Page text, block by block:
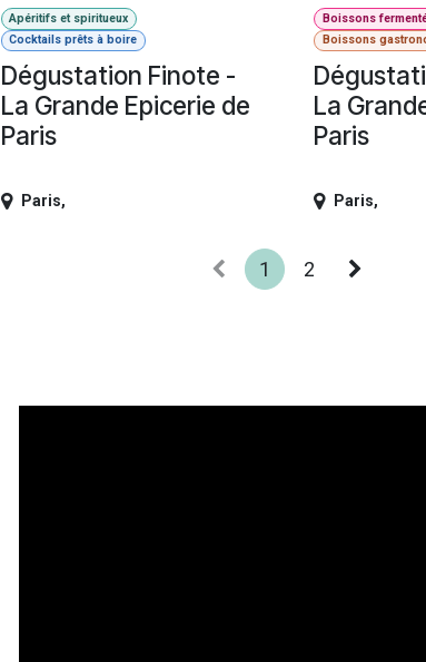
Apéritifs et spiritueux
Cocktails prêts à boire
Dégustation Finote -
La Grande Epicerie de
Paris
Paris,
Boissons
Boissons
La
Paris
Paris,
1 2